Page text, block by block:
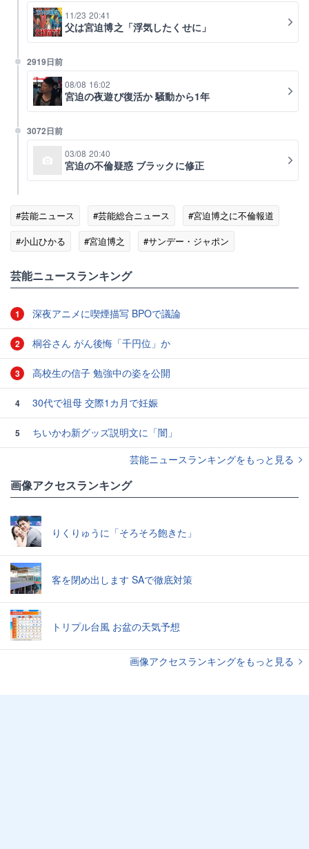
11/23 20:41
父は宮迫博之「浮気したくせに」
2919日前
08/08 16:02
宮迫の夜遊び復活か 騒動から1年
3072日前
03/08 20:40
宮迫の不倫疑惑 ブラックに修正
#芸能ニュース #芸能総合ニュース
#宮迫博之に不倫報道
#小山ひかる
#宮迫博之
#サンデー・ジャポン
芸能ニュースランキング
1 深夜アニメに喫煙描写 BPOで議論
2 桐谷さん がん後悔「千円位」か
3 高校生の信子 勉強中の姿を公開
4 30代で祖母 交際1カ月で妊娠
5
ちいかわ新グッズ説明文に「闇」
芸能ニュースランキングをもっと見る
画像アクセスランキング
りくりゅうに「そろそろ飽きた」
客を閉め出します SAで徹底対策
トリプル台風 お盆の天気予想
画像アクセスランキングをもっと見る